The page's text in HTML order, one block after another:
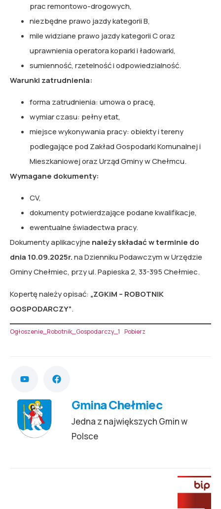
prac remontowo-drogowych,
niezbędne prawo jazdy kategorii B,
mile widziane prawo jazdy kategorii C oraz
uprawnienia operatora koparki i ładowarki,
sumienność, rzetelność i odpowiedzialność.
Warunki zatrudnienia:
forma zatrudnienia: umowa o pracę,
wymiar czasu: pełny etat,
miejsce wykonywania pracy: obiekty i tereny
podlegające pod Zakład Gospodarki Komunalnej i
Mieszkaniowej oraz Urząd Gminy w Chełmcu.
Wymagane dokumenty:
CV,
dokumenty potwierdzające podane kwalifikacje,
ewentualne świadectwa pracy.
Dokumenty aplikacyjne należy składać w terminie do
dnia 10.09.2025r.na Dzienniku Podawczym w Urzędzie
Gminy Chełmiec, przy ul. Papieska 2, 33-395 Chełmiec.
Kopertę należy opisać: „ZGKiM – ROBOTNIK
GOSPODARCZY”.
Ogłoszenie_Robotnik_Gospodarczy_1 Pobierz
Gmina Chełmiec
Jedna z największych Gmin w
Polsce